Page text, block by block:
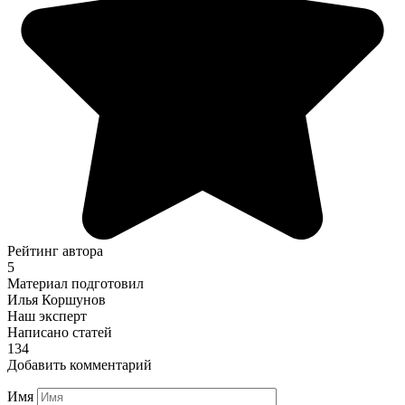
Рейтинг автора
5
Материал подготовил
Илья Коршунов
Наш эксперт
Написано статей
134
Добавить комментарий
Имя